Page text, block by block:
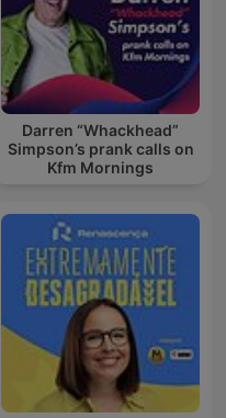
Darren “Whackhead”
Simpson’s prank calls on
Kfm Mornings